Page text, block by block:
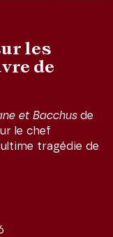
les
de
et Bacchusde
le chef
tragédie de